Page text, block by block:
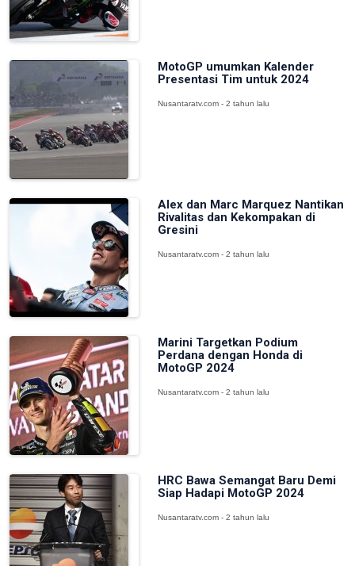
MotoGP umumkan Kalender
Presentasi Tim untuk 2024
Nusantaratv.com - 2 tahun lalu
Alex dan Marc Marquez Nantikan
Rivalitas dan Kekompakan di
Gresini
Nusantaratv.com - 2 tahun lalu
Marini Targetkan Podium
Perdana dengan Honda di
MotoGP 2024
Nusantaratv.com - 2 tahun lalu
HRC Bawa Semangat Baru Demi
Siap Hadapi MotoGP 2024
Nusantaratv.com - 2 tahun lalu